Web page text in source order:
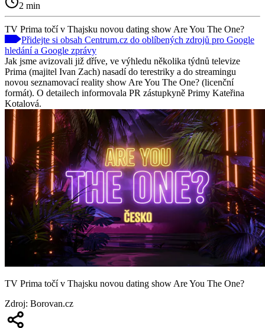
2 min
TV Prima točí v Thajsku novou dating show Are You The One?
Přidejte si obsah Centrum.cz do oblíbených zdrojů pro Google
hledání a Google zprávy
Jak jsme avizovali již dříve, ve výhledu několika týdnů televize
Prima (majitel Ivan Zach) nasadí do terestriky a do streamingu
novou seznamovací reality show Are You The One? (licenční
formát). O detailech informovala PR zástupkyně Primy Kateřina
Kotalová.
TV Prima točí v Thajsku novou dating show Are You The One?
Zdroj: Borovan.cz